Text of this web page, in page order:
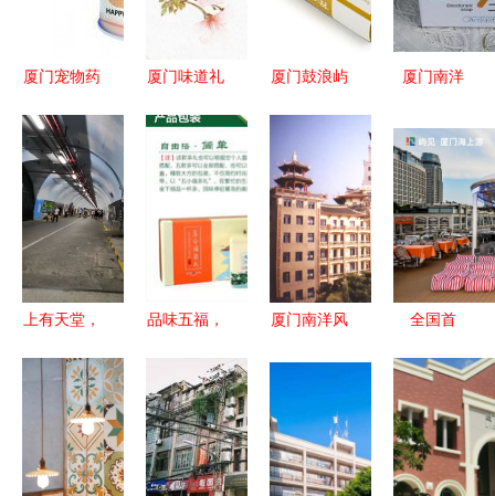
厦门宠物药
南 从“狗
哥”到“厦门
南洋”的消
费选择
厦门味道礼
集锦礼盒与
鼓浪屿传统
厦门鼓浪屿
咸蛋酥的传
统糕点之旅
厦门南洋
用品批发的
优质供应平
台
上有天堂，
厦门——厦
门南洋风情
的独特魅力
品味五福，
情——天福
茗茶2013
年新品‘五
小福’厦门
厦门南洋风
印记
全国首
味宴客
厅”——“鹭
江宴”焕新
启航